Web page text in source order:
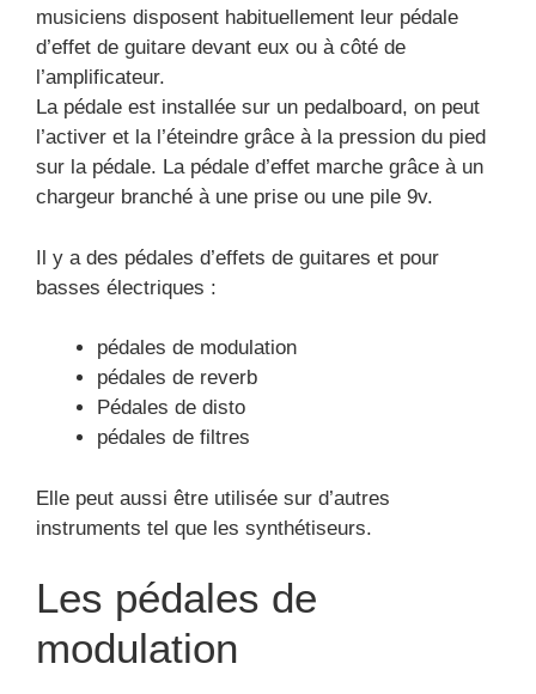
musiciens disposent habituellement leur pédale
d’effet de guitare devant eux ou à côté de
l’amplificateur.
La pédale est installée sur un pedalboard, on peut
l’activer et la l’éteindre grâce à la pression du pied
sur la pédale. La pédale d’effet marche grâce à un
chargeur branché à une prise ou une pile 9v.
Il y a des pédales d’effets de guitares et pour
basses électriques :
pédales de modulation
pédales de reverb
Pédales de disto
pédales de filtres
Elle peut aussi être utilisée sur d’autres
instruments tel que les synthétiseurs.
Les pédales de
modulation